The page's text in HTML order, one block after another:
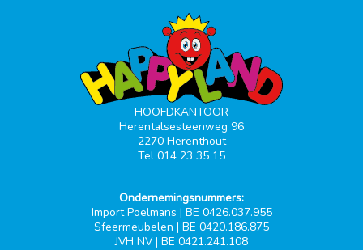
HOOFDKANTOOR
Herentalsesteenweg 96
2270 Herenthout
Tel 014 23 35 15
Ondernemingsnummers:
Import Poelmans | BE 0426.037.955
Sfeermeubelen | BE 0420.186.875
JVH NV | BE 0421.241.108